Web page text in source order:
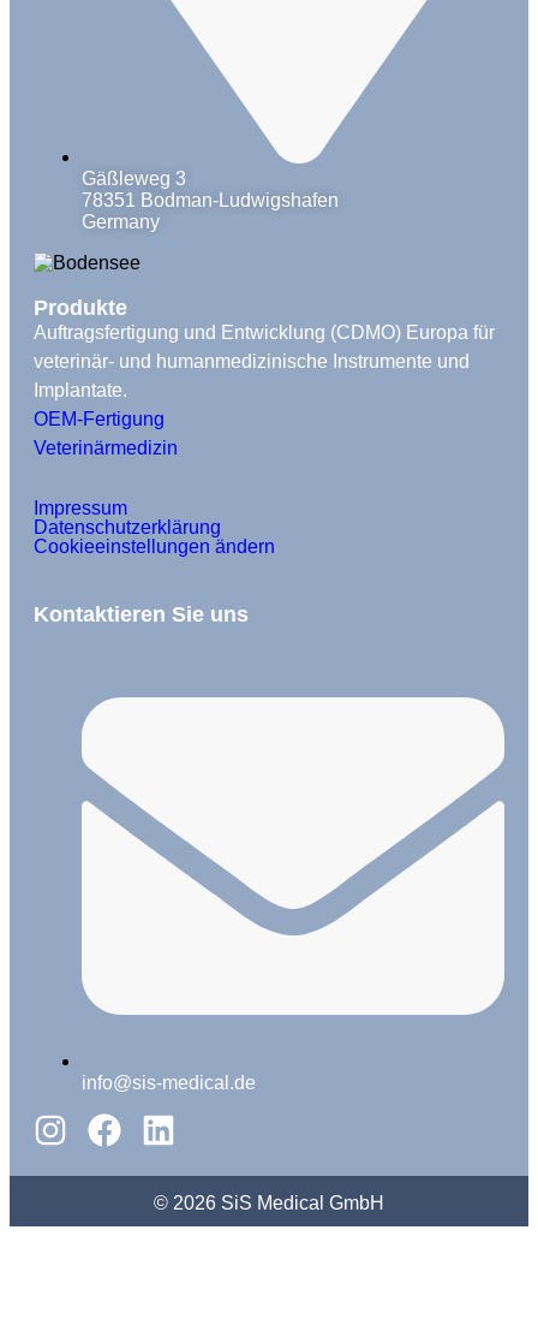
Gäßleweg 3
78351 Bodman-Ludwigshafen
Germany
Produkte
Auftragsfertigung und Entwicklung (CDMO) Europa für
veterinär- und humanmedizinische Instrumente und
Implantate.
OEM-Fertigung
Veterinärmedizin
Impressum
Datenschutzerklärung
Cookieeinstellungen ändern
Kontaktieren Sie uns
info@sis-medical.de
© 2026 SiS Medical GmbH